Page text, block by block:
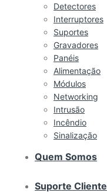
Detectores
Interruptores
Suportes
Gravadores
Panéis
Alimentação
Módulos
Networking
Intrusão
Incêndio
Sinalização
Quem Somos
Suporte Cliente